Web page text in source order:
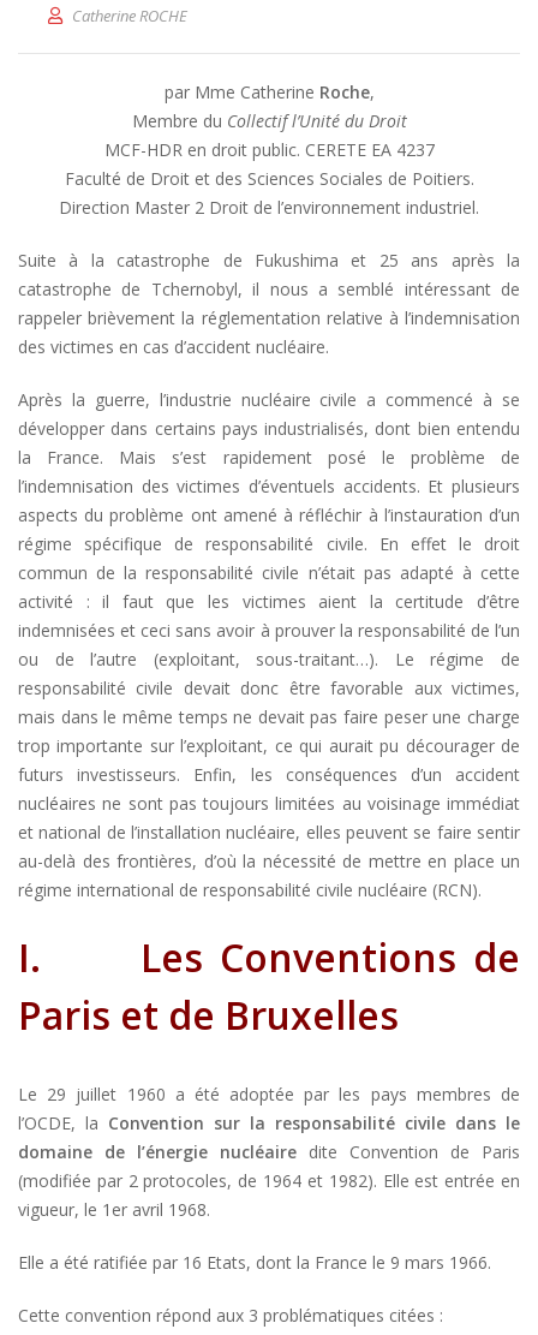
Catherine ROCHE
par Mme Catherine Roche,
Membre du Collectif l’Unité du Droit
MCF-HDR en droit public. CERETE EA 4237
Faculté de Droit et des Sciences Sociales de Poitiers.
Direction Master 2 Droit de l’environnement industriel.
Suite à la catastrophe de Fukushima et 25 ans après la
catastrophe de Tchernobyl, il nous a semblé intéressant de
rappeler brièvement la réglementation relative à l’indemnisation
des victimes en cas d’accident nucléaire.
Après la guerre, l’industrie nucléaire civile a commencé à se
développer dans certains pays industrialisés, dont bien entendu
la France. Mais s’est rapidement posé le problème de
l’indemnisation des victimes d’éventuels accidents. Et plusieurs
aspects du problème ont amené à réfléchir à l’instauration d’un
régime spécifique de responsabilité civile. En effet le droit
commun de la responsabilité civile n’était pas adapté à cette
activité : il faut que les victimes aient la certitude d’être
indemnisées et ceci sans avoir à prouver la responsabilité de l’un
ou de l’autre (exploitant, sous-traitant…). Le régime de
responsabilité civile devait donc être favorable aux victimes,
mais dans le même temps ne devait pas faire peser une charge
trop importante sur l’exploitant, ce qui aurait pu décourager de
futurs investisseurs. Enfin, les conséquences d’un accident
nucléaires ne sont pas toujours limitées au voisinage immédiat
et national de l’installation nucléaire, elles peuvent se faire sentir
au-delà des frontières, d’où la nécessité de mettre en place un
régime international de responsabilité civile nucléaire (RCN).
I. Les Conventions de
Paris et de Bruxelles
Le 29 juillet 1960 a été adoptée par les pays membres de
l’OCDE, la Convention sur la responsabilité civile dans le
domaine de l’énergie nucléaire dite Convention de Paris
(modifiée par 2 protocoles, de 1964 et 1982). Elle est entrée en
vigueur, le 1er avril 1968.
Elle a été ratifiée par 16 Etats, dont la France le 9 mars 1966.
Cette convention répond aux 3 problématiques citées :